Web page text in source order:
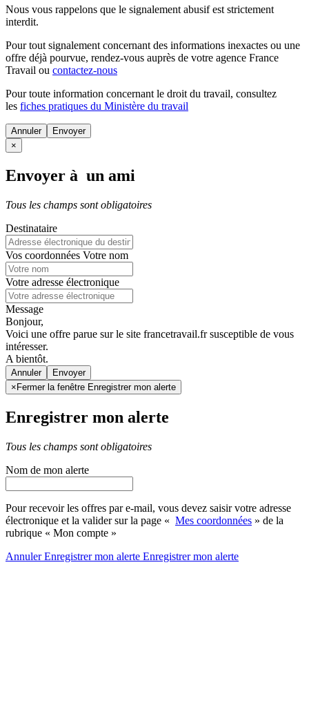
Nous vous rappelons que le signalement abusif est strictement
interdit.
Pour tout signalement concernant des informations inexactes ou une
offre déjà pourvue, rendez-vous auprès de votre agence France
Travail ou contactez-nous
Pour toute information concernant le droit du travail, consultez
les fiches pratiques du Ministère du travail
Annuler
×
Envoyer à un ami
Tous les champs sont obligatoires
Destinataire
Vos coordonnées Votre nom
Votre adresse électronique
Message
Bonjour,
Voici une offre parue sur le site francetravail.fr susceptible de vous
intéresser.
A bientôt.
Annuler
× Fermer la fenêtre Enregistrer mon alerte
Enregistrer mon alerte
Tous les champs sont obligatoires
Nom de mon alerte
Pour recevoir les offres par e-mail, vous devez saisir votre adresse
électronique et la valider sur la page « Mes coordonnées » de la
rubrique « Mon compte »
AnnulerEnregistrer mon alerte Enregistrermon alerte